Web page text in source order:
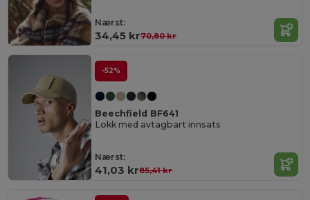
Nærst:
34,45 kr70,80 kr
-52%
Beechfield BF641
Lokk med avtagbart innsats
Nærst:
41,03 kr85,41 kr